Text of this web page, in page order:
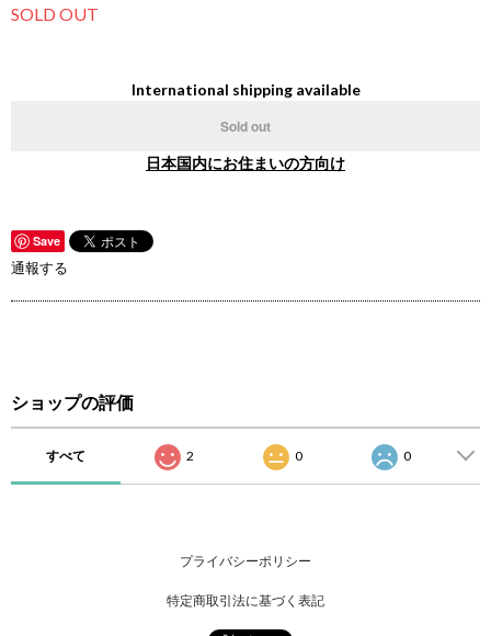
SOLD OUT
International shipping available
Sold out
日本国内にお住まいの方向け
Save
通報する
ショップの評価
すべて 2 0 0
プライバシーポリシー
特定商取引法に基づく表記